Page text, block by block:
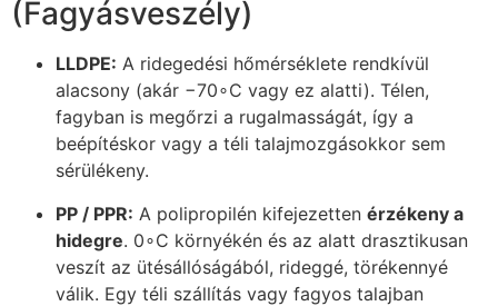
(Fagyásveszély)
LLDPE: A ridegedési hőmérséklete rendkívül
alacsony (akár −70∘C vagy ez alatti). Télen,
fagyban is megőrzi a rugalmasságát, így a
beépítéskor vagy a téli talajmozgásokkor sem
sérülékeny.
PP / PPR: A polipropilén kifejezetten érzékeny a
hidegre. 0∘C környékén és az alatt drasztikusan
veszít az ütésállóságából, rideggé, törékennyé
válik. Egy téli szállítás vagy fagyos talajban